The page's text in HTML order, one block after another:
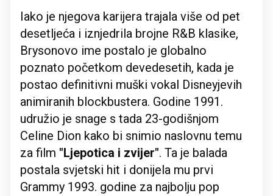
Iako je njegova karijera trajala više od pet
desetljeća i iznjedrila brojne R&B klasike,
Brysonovo ime postalo je globalno
poznato početkom devedesetih, kada je
postao definitivni muški vokal Disneyjevih
animiranih blockbustera. Godine 1991.
udružio je snage s tada 23-godišnjom
Celine Dion kako bi snimio naslovnu temu
za film "Ljepotica i zvijer". Ta je balada
postala svjetski hit i donijela mu prvi
Grammy 1993. godine za najbolju pop